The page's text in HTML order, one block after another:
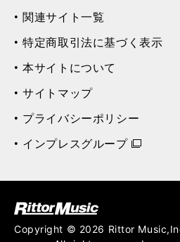
関連サイト一覧
特定商取引法に基づく表示
本サイトについて
サイトマップ
プライバシーポリシー
インプレスグループ
ジック (Rittor Musi
Copyright © 2026 Rittor